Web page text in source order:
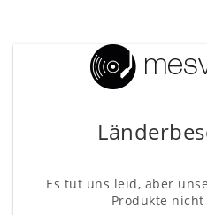
Es tut uns leid, aber
Produkte